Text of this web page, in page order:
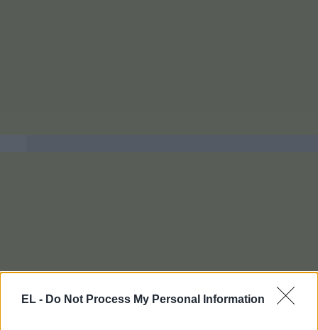
EL - Do Not Process My Personal Information